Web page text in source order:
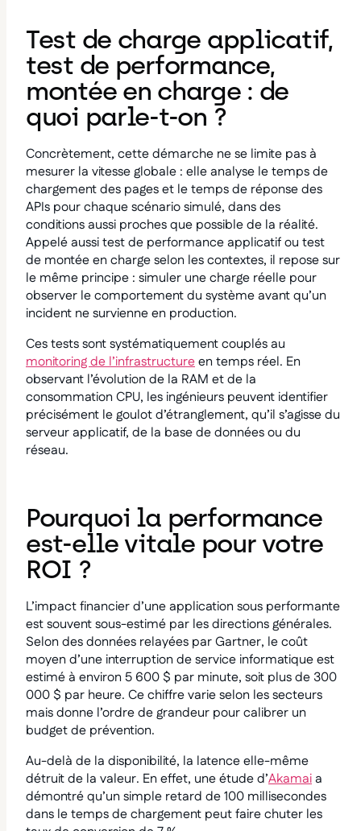
Test de charge applicatif,
test de performance,
montée en charge : de
quoi parle-t-on ?
Concrètement, cette démarche ne se limite pas à
mesurer la vitesse globale : elle analyse le temps de
chargement des pages et le temps de réponse des
APIs pour chaque scénario simulé, dans des
conditions aussi proches que possible de la réalité.
Appelé aussi test de performance applicatif ou test
de montée en charge selon les contextes, il repose sur
le même principe : simuler une charge réelle pour
observer le comportement du système avant qu’un
incident ne survienne en production.
Ces tests sont systématiquement couplés au
monitoring de l’infrastructureen temps réel. En
observant l’évolution de la RAM et de la
consommation CPU, les ingénieurs peuvent identifier
précisément le goulot d’étranglement, qu’il s’agisse du
serveur applicatif, de la base de données ou du
réseau.
Pourquoi la performance
est-elle vitale pour votre
ROI ?
L’impact financier d’une application sous performante
est souvent sous-estimé par les directions générales.
Selon des données relayées par Gartner, le coût
moyen d’une interruption de service informatique est
estimé à environ 5 600 $ par minute, soit plus de 300
000 $ par heure. Ce chiffre varie selon les secteurs
mais donne l’ordre de grandeur pour calibrer un
budget de prévention.
Au-delà de la disponibilité, la latence elle-même
détruit de la valeur. En effet, une étude d’Akamaia
démontré qu’un simple retard de 100 millisecondes
dans le temps de chargement peut faire chuter les